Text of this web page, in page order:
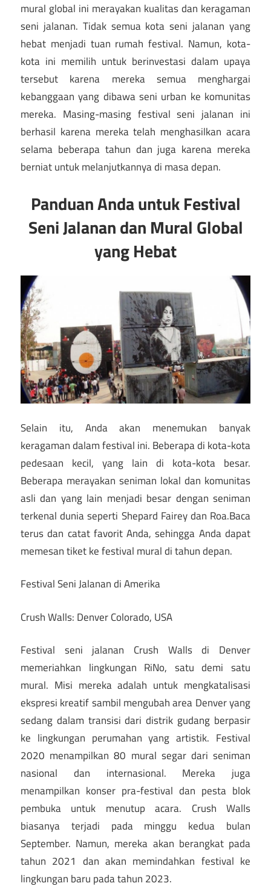
mural global ini merayakan kualitas dan keragaman
seni jalanan. Tidak semua kota seni jalanan yang
hebat menjadi tuan rumah festival. Namun, kota-
kota ini memilih untuk berinvestasi dalam upaya
tersebut karena mereka semua menghargai
kebanggaan yang dibawa seni urban ke komunitas
mereka. Masing-masing festival seni jalanan ini
berhasil karena mereka telah menghasilkan acara
selama beberapa tahun dan juga karena mereka
berniat untuk melanjutkannya di masa depan.
Panduan Anda untuk Festival
Seni Jalanan dan Mural Global
yang Hebat
Selain itu, Anda akan menemukan banyak
keragaman dalam festival ini. Beberapa di kota-kota
pedesaan kecil, yang lain di kota-kota besar.
Beberapa merayakan seniman lokal dan komunitas
asli dan yang lain menjadi besar dengan seniman
terkenal dunia seperti Shepard Fairey dan Roa.Baca
terus dan catat favorit Anda, sehingga Anda dapat
memesan tiket ke festival mural di tahun depan.
Festival Seni Jalanan di Amerika
Crush Walls: Denver Colorado, USA
Festival seni jalanan Crush Walls di Denver
memeriahkan lingkungan RiNo, satu demi satu
mural. Misi mereka adalah untuk mengkatalisasi
ekspresi kreatif sambil mengubah area Denver yang
sedang dalam transisi dari distrik gudang berpasir
ke lingkungan perumahan yang artistik. Festival
2020 menampilkan 80 mural segar dari seniman
nasional dan internasional. Mereka juga
menampilkan konser pra-festival dan pesta blok
pembuka untuk menutup acara. Crush Walls
biasanya terjadi pada minggu kedua bulan
September. Namun, mereka akan berangkat pada
tahun 2021 dan akan memindahkan festival ke
lingkungan baru pada tahun 2023.